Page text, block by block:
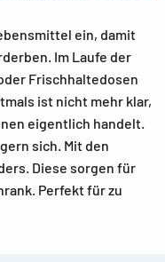
ein, damit
Im Laufe der
Frischhaltedosen
ist nicht mehr klar,
eigentlich handelt.
sich. Mit den
Diese sorgen für
Perfekt für zu